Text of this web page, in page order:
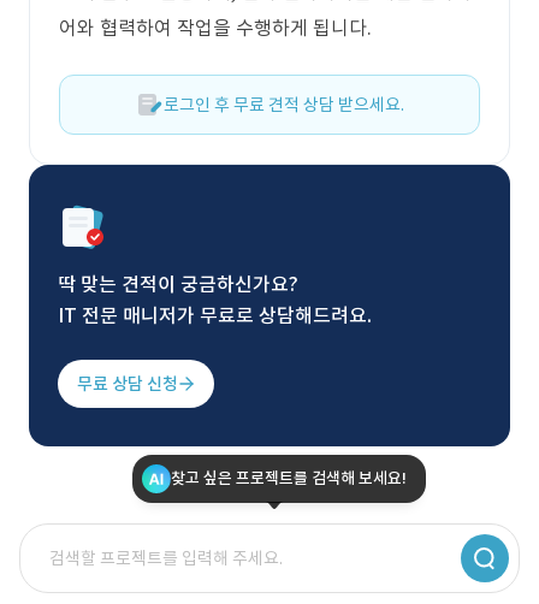
어와 협력하여 작업을 수행하게 됩니다.
로그인 후 무료 견적 상담 받으세요.
딱 맞는 견적이 궁금하신가요?
IT 전문 매니저가 무료로 상담해드려요.
무료 상담 신청
찾고 싶은 프로젝트를 검색해 보세요!